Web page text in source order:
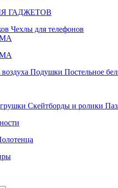
ГАДЖЕТОВ
Чехлы для телефонов
Подушки Постельное
Скейтборды и ролики